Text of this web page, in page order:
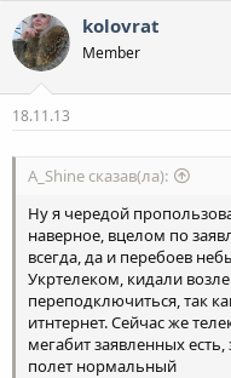
т
о
р
т
е
м
а
с
в
н
н
я
kolovrat
Member
18.11.13
A_Shine сказав(ла):
Ну я чередой
наверное, вцелом по
всегда, да и перебоев
Укртелеком, кидали
переподключиться, так
итнтернет. Сейчас же
мегабит заявленных
полет нормальный